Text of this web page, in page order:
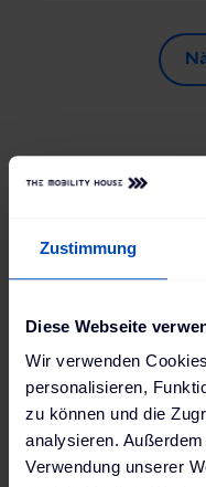
Zustimmung
Diese Webseite
Wir verwenden
personalisieren,
zu können und die
analysieren.
Verwendung unserer
Wie
E-Auto
besten?